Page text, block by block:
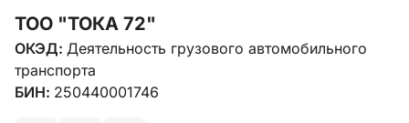
ТОО "ТОКА 72"
ОКЭД: Деятельность грузового автомобильного
транспорта
БИН: 250440001746